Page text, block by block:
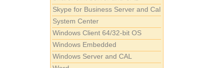
Skype for Business Server and Cal
System Center
Windows Client 64/32-bit OS
Windows Embedded
Windows Server and CAL